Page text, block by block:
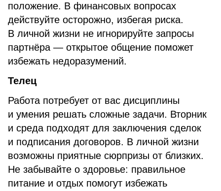
положение. В финансовых вопросах
действуйте осторожно, избегая риска.
В личной жизни не игнорируйте запросы
партнёра — открытое общение поможет
избежать недоразумений.
Телец
Работа потребует от вас дисциплины
и умения решать сложные задачи. Вторник
и среда подходят для заключения сделок
и подписания договоров. В личной жизни
возможны приятные сюрпризы от близких.
Не забывайте о здоровье: правильное
питание и отдых помогут избежать